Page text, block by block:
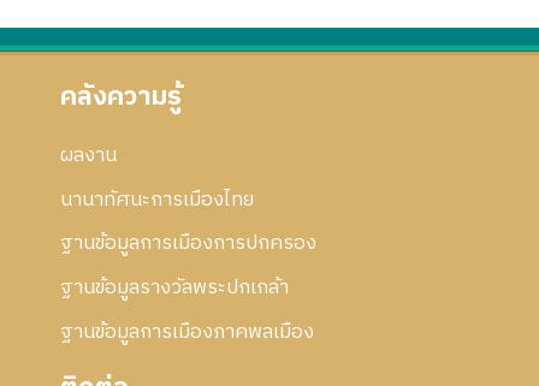
คลังความรู้
ผลงาน
นานาทัศนะการเมืองไทย
ฐานข้อมูลการเมืองการปกครอง
ฐานข้อมูลรางวัลพระปกเกล้า
ฐานข้อมูลการเมืองภาคพลเมือง